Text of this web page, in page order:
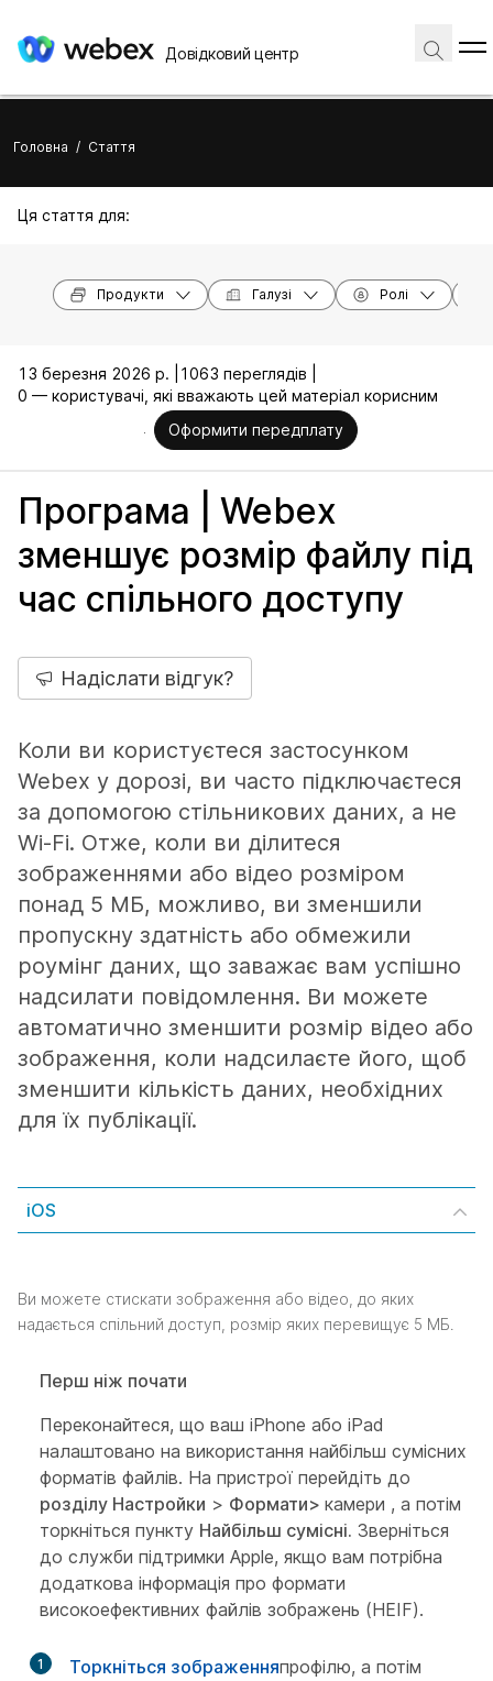
Довідковий центр
Головна / Стаття
Ця стаття для:
Продукти Галузі Ролі
13 березня 2026 р. |
1063 переглядів |
0 — користувачі, які вважають цей матеріал корисним
Оформити передплату
Програма | Webex
зменшує розмір файлу під
час спільного доступу
Надіслати відгук?
Коли ви користуєтеся застосунком
Webex у дорозі, ви часто підключаєтеся
за допомогою стільникових даних, а не
Wi-Fi. Отже, коли ви ділитеся
зображеннями або відео розміром
понад 5 МБ, можливо, ви зменшили
пропускну здатність або обмежили
роумінг даних, що заважає вам успішно
надсилати повідомлення. Ви можете
автоматично зменшити розмір відео або
зображення, коли надсилаєте його, щоб
зменшити кількість даних, необхідних
для їх публікації.
iOS
Ви можете стискати зображення або відео, до яких
надається спільний доступ, розмір яких перевищує 5 МБ.
Перш ніж почати
Переконайтеся, що ваш iPhone або iPad
налаштовано на використання найбільш сумісних
форматів файлів. На пристрої перейдіть до
розділу Настройки > Формати> камери , а потім
торкніться пункту Найбільш сумісні. Зверніться
до служби підтримки Apple, якщо вам потрібна
додаткова інформація про формати
високоефективних файлів зображень (HEIF).
1 Торкніться зображенняпрофілю, а потім